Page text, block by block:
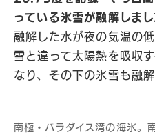
っている氷雪が融解しまし
融解した水が夜の気温の
雪と違って太陽熱を吸収
なり、その下の氷雪も融解
南極・パラダイス湾の海氷。